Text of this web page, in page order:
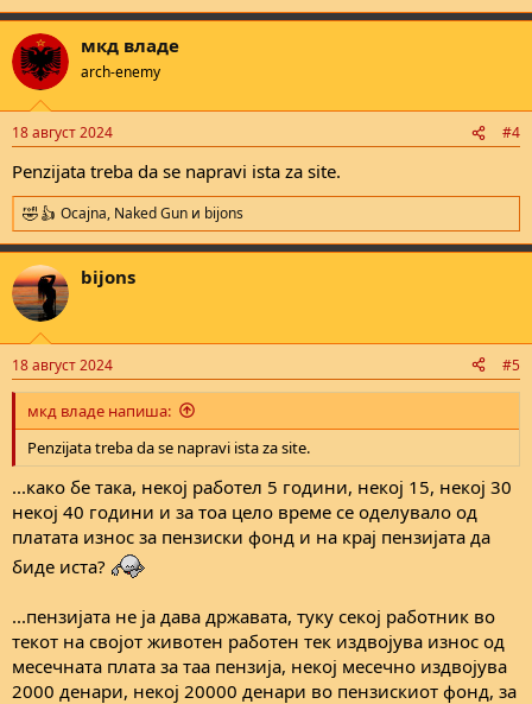
мкд владе
arch-enemy
18 август 2024 #4
Penzijata treba da se napravi ista za site.
R
e
a
c
t
i
s
:
Ocajna, Naked Gun и bijons
bijons
18 август 2024 #5
мкд владе напиша:
Penzijata treba da se napravi ista za site.
...како бе така, некој работел 5 години, некој 15, некој 30
некој 40 години и за тоа цело време се оделувало од
платата износ за пензиски фонд и на крај пензијата да
биде иста?
...пензијата не ја дава државата, туку секој работник во
текот на својот животен работен тек издвојува износ од
месечната плата за таа пензија, некој месечно издвојува
2000 денари, некој 20000 денари во пензискиот фонд, за